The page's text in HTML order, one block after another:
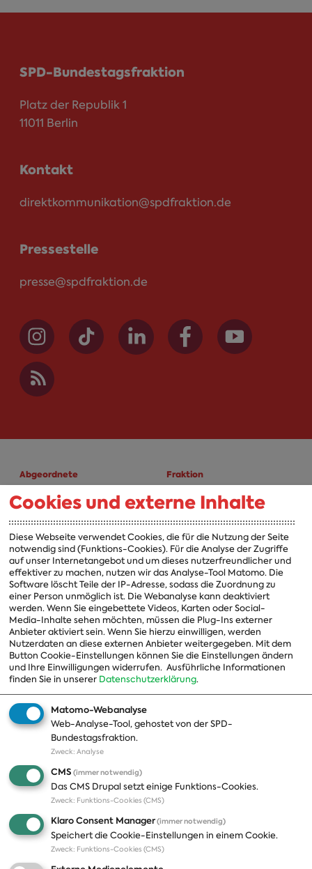
SPD-Bundestagsfraktion
Platz der Republik 1
11011 Berlin
Kontakt
direktkommunikation@spdfraktion.de
Pressestelle
presse@spdfraktion.de
Abgeordnete
A-Z
Fraktion
Fraktion
Vorsitzender
Vorstand
Arbeitsgruppen
Ausschussvorsitzende
Beauftragte
Landesgruppen
Organisation
Themen
Positionen
Publikationen
Presse
Fotos
Pressekontakt
Termine
Cookies und externe Inhalte
Diese Webseite verwendet Cookies, die für die Nutzung der Seite
notwendig sind (Funktions-Cookies). Für die Analyse der Zugriffe
auf unser Internetangebot und um dieses nutzerfreundlicher und
effektiver zu machen, nutzen wir das Analyse-Tool Matomo. Die
Software löscht Teile der IP-Adresse, sodass die Zuordnung zu
einer Person unmöglich ist. Die Webanalyse kann deaktiviert
werden. Wenn Sie eingebettete Videos, Karten oder Social-
Media-Inhalte sehen möchten, müssen die Plug-Ins externer
Anbieter aktiviert sein. Wenn Sie hierzu einwilligen, werden
Nutzerdaten an diese externen Anbieter weitergegeben. Mit dem
Button Cookie-Einstellungen können Sie die Einstellungen ändern
und Ihre Einwilligungen widerrufen. Ausführliche Informationen
finden Sie in unserer Datenschutzerklärung.
Matomo-Webanalyse
Web-Analyse-Tool, gehostet von der SPD-
Bundestagsfraktion.
Zweck: Analyse
CMS (immer notwendig)
Das CMS Drupal setzt einige Funktions-Cookies.
Zweck: Funktions-Cookies (CMS)
Klaro Consent Manager(immer notwendig)
Speichert die Cookie-Einstellungen in einem Cookie.
Zweck: Funktions-Cookies (CMS)